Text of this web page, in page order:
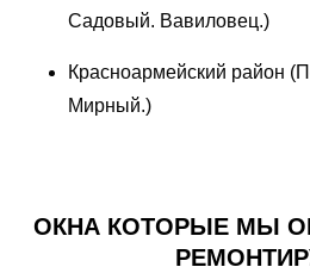
Садовый. Вавиловец.)
Красноармейский район
Мирный.)
ОКНА КОТОРЫЕ МЫ